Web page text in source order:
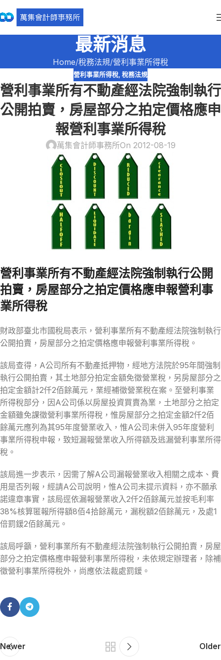
最新消息
Home 稅務法規 營利事業所得稅
營利事業所得稅, 稅務法規
營利事業所有不動產經法院強制執行
公開拍賣，房屋部分之拍定價格應申
報營利事業所得稅
萬集會計師事務所On 2012-08-19
營利事業所有不動產經法院強制執行公開
拍賣，房屋部分之拍定價格應申報營利事
業所得稅
財政部臺北市國稅局表示，營利事業所有不動產經法院強制執行
公開拍賣，房屋部分之拍定價格應申報營利事業所得稅。
該局查得，A公司所有不動產抵押物，經地方法院於95年間強制
執行公開拍賣，其土地部分拍定金額免徵營業稅，另房屋部分之
拍定金額計2仟2佰餘萬元，業經補徵營業稅在案。至營利事業
所得稅部分，因A公司係以房屋投資買賣為業，土地部分之拍定
金額雖免課徵營利事業所得稅，惟房屋部分之拍定金額2仟2佰
餘萬元應列為其95年度營業收入，惟A公司未併入95年度營利
事業所得稅申報，致短漏報營業收入所得額及逃漏營利事業所得
稅。
該局進一步表示，因需了解A公司漏報營業收入相關之成本、費
用是否列報，經請A公司說明，惟A公司未提示資料，亦不願承
諾違章事實，該局逕依漏報營業收入2仟2佰餘萬元並按毛利率
38%核算匿報所得額8佰4拾餘萬元，漏稅額2佰餘萬元，及處1
倍罰鍰2佰餘萬元。
該局呼籲，營利事業所有不動產經法院強制執行公開拍賣，房屋
部分之拍定價格應申報營利事業所得稅，未依規定辦理者，除補
徵營利事業所得稅外，尚應依法裁處罰鍰。
Newer Older